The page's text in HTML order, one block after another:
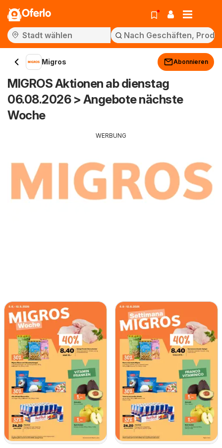
Oferlo
Migros Abonnieren
MIGROS Aktionen ab dienstag
06.08.2026 > Angebote nächste
Woche
WERBUNG